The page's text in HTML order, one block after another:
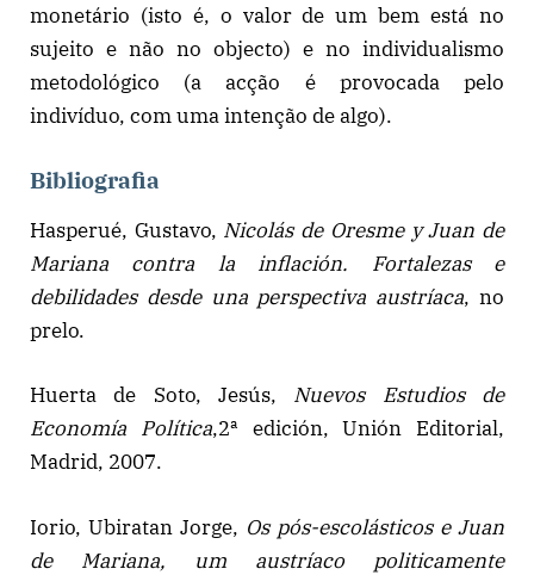
monetário (isto é, o valor de um bem está no
sujeito e não no objecto) e no individualismo
metodológico (a acção é provocada pelo
indivíduo, com uma intenção de algo).
Bibliografia
Hasperué, Gustavo, Nicolás de Oresme y Juan de
Mariana contra la inflación. Fortalezas e
debilidades desde una perspectiva austríaca, no
prelo.
Huerta de Soto, Jesús, Nuevos Estudios de
Economía Política,2ª edición, Unión Editorial,
Madrid, 2007.
Iorio, Ubiratan Jorge, Os pós-escolásticos e Juan
de Mariana, um austríaco politicamente